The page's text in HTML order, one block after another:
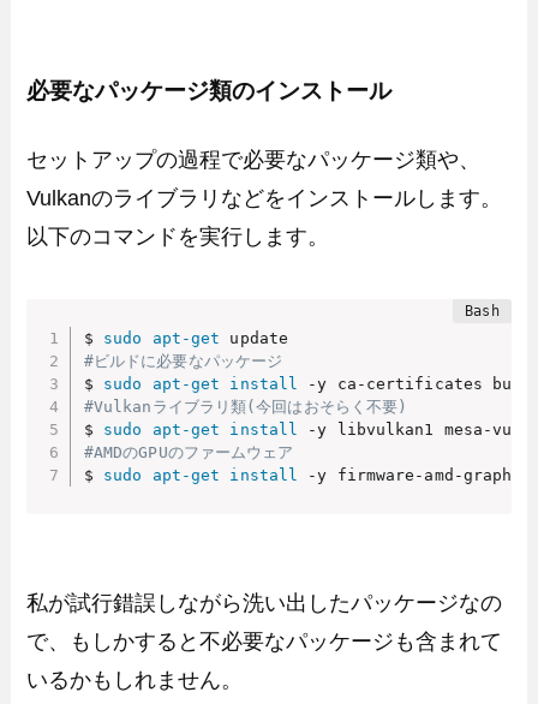
必要なパッケージ類のインストール
セットアップの過程で必要なパッケージ類や、
Vulkanのライブラリなどをインストールします。
以下のコマンドを実行します。
$ sudo apt-get
#ビルドに必要なパッケージ
$ sudo apt-get install
-y ca-certificates
#Vulkanライブラリ類(今回はおそらく不要)
$ sudo apt-get
install
#AMDのGPUのファームウェア
$ sudo apt-get install -y firmware-amd-
私が試行錯誤しながら洗い出したパッケージなの
で、もしかすると不必要なパッケージも含まれて
いるかもしれません。